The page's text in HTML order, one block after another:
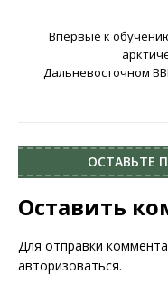
Впервые к
Дальневосточном
ОСТАВЬТЕ
Оставить
Для отправки
авторизоваться.